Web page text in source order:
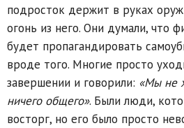
подросток держит в руках
огонь из него. Они думали, что
будет пропагандировать
вроде того. Многие просто
завершении и говорили: «Мы не
ничего общего». Были люди,
восторг, но его было просто